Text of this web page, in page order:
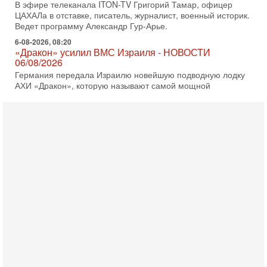
В эфире телеканала ITON-TV Григорий Тамар, офицер
ЦАХАЛа в отставке, писатель, журналист, военный историк.
Ведет программу Александр Гур-Арье.
6-08-2026, 08:20
«Дракон» усилил ВМС Израиля - НОВОСТИ
06/08/2026
Германия передала Израилю новейшую подводную лодку
АХИ «Дракон», которую называют самой мощной